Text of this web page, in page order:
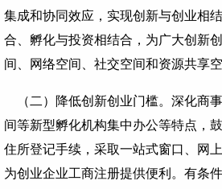
集成和协同效应，实现创新与创业相
合、孵化与投资相结合，为广大创新
间、网络空间、社交空间和资源共享空
（二）降低创新创业门槛。深化商
间等新型孵化机构集中办公等特点，
住所登记手续，采取一站式窗口、网
为创业企业工商注册提供便利。有条